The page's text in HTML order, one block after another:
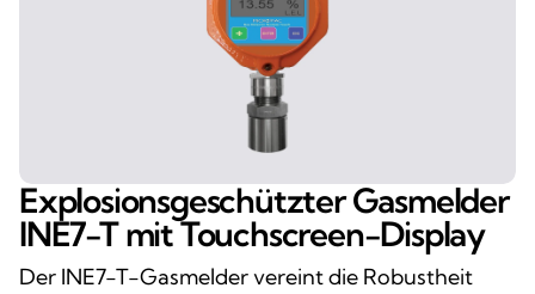
Explosionsgeschützter Gasmelder
INE7-T mit Touchscreen-Display
Der INE7-T-Gasmelder vereint die Robustheit